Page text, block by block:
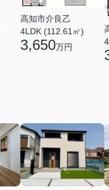
高知市介良乙
4LDK (112.61㎡)
3,650万円